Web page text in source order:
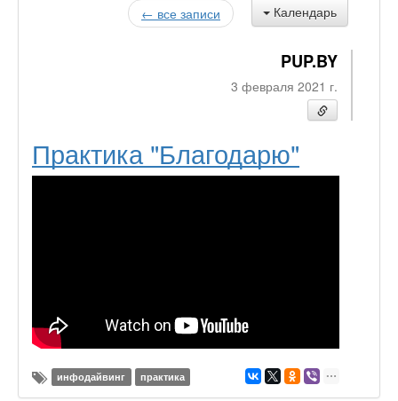
Календарь
← все записи
PUP.BY
3 февраля 2021 г.
Практика "Благодарю"
инфодайвинг практика